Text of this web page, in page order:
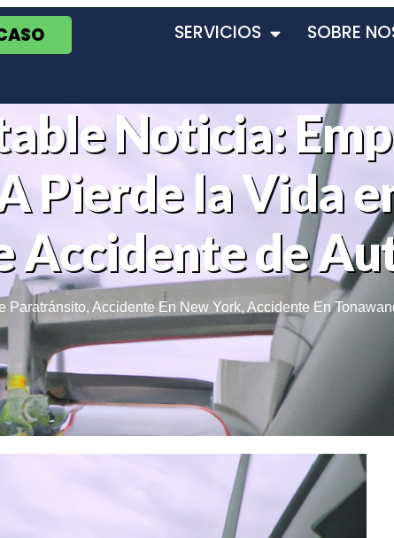
SERVICIOS SOBRE
Noticia:
Pierde la Vida
Accidente de
Paratránsito, Accidente En New York, Accidente En